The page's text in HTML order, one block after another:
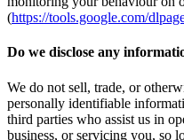
(https://tools.google.com/
Do we disclose any
We do not sell, trade, or
personally identifiable
third parties who assist us in
business, or servicing you, so